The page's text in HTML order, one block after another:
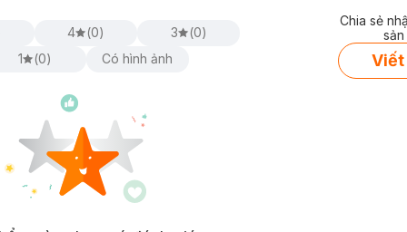
4 (0) 3 (0)
1
(0) Có hình ảnh
Chia sẻ
Viết